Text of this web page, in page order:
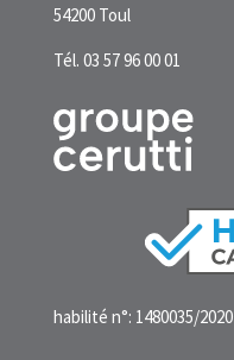
54200 Toul
Tél. 03 57 96 00 01
habilité n°: 1480035/2020